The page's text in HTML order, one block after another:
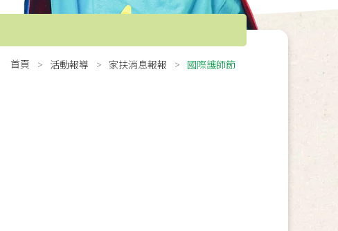
首頁 活動報導 家扶消息報報 國際護師節